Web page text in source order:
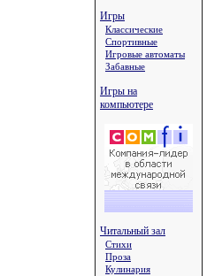
Игры
Классические
Спортивные
Игровые автоматы
Забавные
Игры на
компьютере
Читальный зал
Стихи
Проза
Кулинария